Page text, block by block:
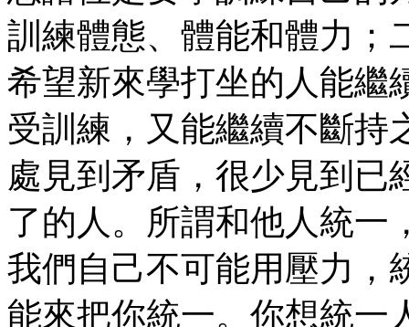
訓練體態、體能和體力；
希望新來學打坐的人能繼
受訓練，又能繼續不斷持
處見到矛盾，很少見到已
了的人。所謂和他人統一
我們自己不可能用壓力，
能來把你統一。你想統一